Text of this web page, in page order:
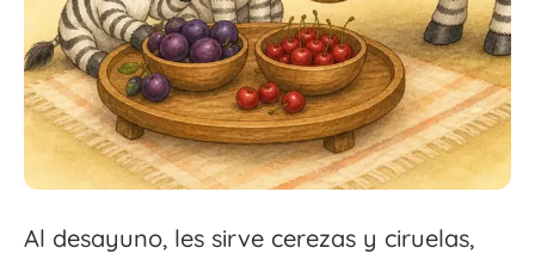
Al desayuno, les sirve cerezas y ciruelas,